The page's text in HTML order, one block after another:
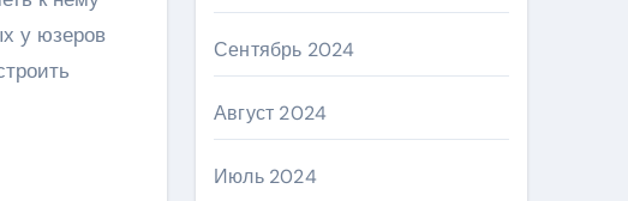
у юзеров
Сентябрь 2024
Август 2024
Июль 2024